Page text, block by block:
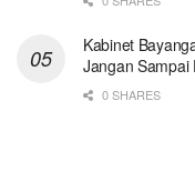
Kabinet
Jangan Sampai
0 SHARES